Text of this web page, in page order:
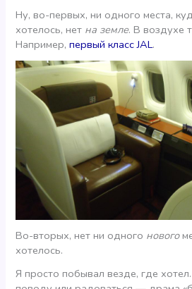
Ну, во-первых, ни одного места,
хотелось, нет на земле. В воздухе
Например,первый класс JAL.
Во-вторых, нет ни одного нового
хотелось.
Я просто побывал везде, где